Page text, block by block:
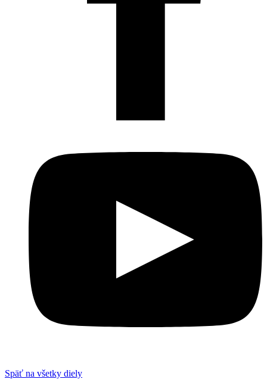
Späť na všetky diely